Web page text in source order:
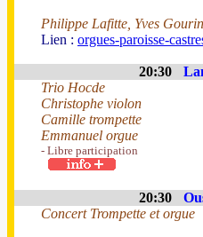
Philippe Lafitte, Yves
Lien : orgues-paroisse-
20:30
Trio Hocde
Christophe violon
Camille trompette
Emmanuel orgue
- Libre participation
20:30
Concert Trompette et orgue